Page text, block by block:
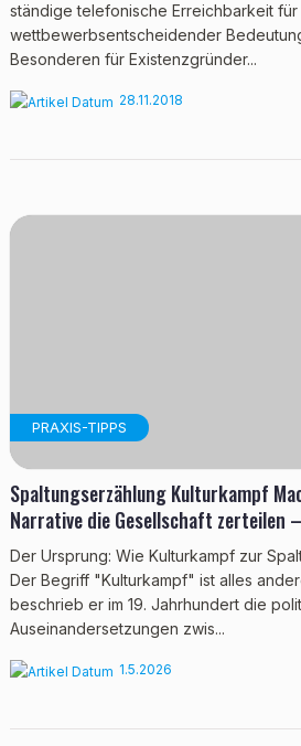
ständige telefonische Erreichbarkeit
wettbewerbsentscheidender
Besonderen für Existenzgründer...
28.11.2018
PRAXIS-TIPPS
Spaltungserzählung Kulturkampf
Narrative die Gesellschaft zerteilen
Der Ursprung: Wie Kulturkampf zur
Der Begriff "Kulturkampf" ist alles
beschrieb er im 19. Jahrhundert die
Auseinandersetzungen zwis...
1.5.2026